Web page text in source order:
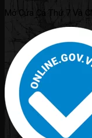
Mở Cửa Cả Thứ 7 Và